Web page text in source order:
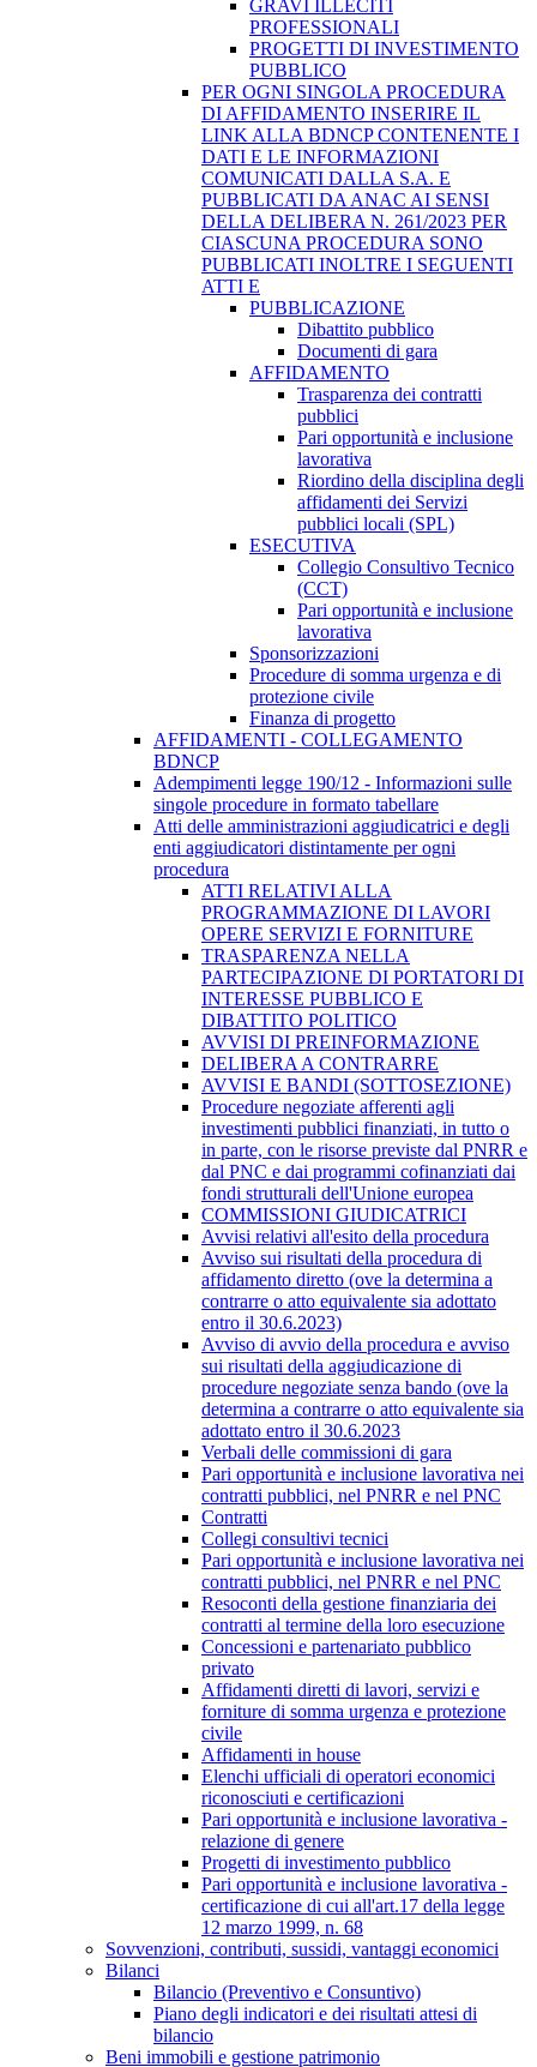
GRAVI ILLECITI
PROFESSIONALI
PROGETTI DI INVESTIMENTO
PUBBLICO
PER OGNI SINGOLA PROCEDURA
DI AFFIDAMENTO INSERIRE IL
LINK ALLA BDNCP CONTENENTE I
DATI E LE INFORMAZIONI
COMUNICATI DALLA S.A. E
PUBBLICATI DA ANAC AI SENSI
DELLA DELIBERA N. 261/2023 PER
CIASCUNA PROCEDURA SONO
PUBBLICATI INOLTRE I SEGUENTI
ATTI E
PUBBLICAZIONE
Dibattito pubblico
Documenti di gara
AFFIDAMENTO
Trasparenza dei contratti
pubblici
Pari opportunità e inclusione
lavorativa
Riordino della disciplina degli
affidamenti dei Servizi
pubblici locali (SPL)
ESECUTIVA
Collegio Consultivo Tecnico
(CCT)
Pari opportunità e inclusione
lavorativa
Sponsorizzazioni
Procedure di somma urgenza e di
protezione civile
Finanza di progetto
AFFIDAMENTI - COLLEGAMENTO
BDNCP
Adempimenti legge 190/12 - Informazioni sulle
singole procedure in formato tabellare
Atti delle amministrazioni aggiudicatrici e degli
enti aggiudicatori distintamente per ogni
procedura
ATTI RELATIVI ALLA
PROGRAMMAZIONE DI LAVORI
OPERE SERVIZI E FORNITURE
TRASPARENZA NELLA
PARTECIPAZIONE DI PORTATORI DI
INTERESSE PUBBLICO E
DIBATTITO POLITICO
AVVISI DI PREINFORMAZIONE
DELIBERA A CONTRARRE
AVVISI E BANDI (SOTTOSEZIONE)
Procedure negoziate afferenti agli
investimenti pubblici finanziati, in tutto o
in parte, con le risorse previste dal PNRR e
dal PNC e dai programmi cofinanziati dai
fondi strutturali dell'Unione europea
COMMISSIONI GIUDICATRICI
Avvisi relativi all'esito della procedura
Avviso sui risultati della procedura di
affidamento diretto (ove la determina a
contrarre o atto equivalente sia adottato
entro il 30.6.2023)
Avviso di avvio della procedura e avviso
sui risultati della aggiudicazione di
procedure negoziate senza bando (ove la
determina a contrarre o atto equivalente sia
adottato entro il 30.6.2023
Verbali delle commissioni di gara
Pari opportunità e inclusione lavorativa nei
contratti pubblici, nel PNRR e nel PNC
Contratti
Collegi consultivi tecnici
Pari opportunità e inclusione lavorativa nei
contratti pubblici, nel PNRR e nel PNC
Resoconti della gestione finanziaria dei
contratti al termine della loro esecuzione
Concessioni e partenariato pubblico
privato
Affidamenti diretti di lavori, servizi e
forniture di somma urgenza e protezione
civile
Affidamenti in house
Elenchi ufficiali di operatori economici
riconosciuti e certificazioni
Pari opportunità e inclusione lavorativa -
relazione di genere
Progetti di investimento pubblico
Pari opportunità e inclusione lavorativa -
certificazione di cui all'art.17 della legge
12 marzo 1999, n. 68
Sovvenzioni, contributi, sussidi, vantaggi economici
Bilanci
Bilancio (Preventivo e Consuntivo)
Piano degli indicatori e dei risultati attesi di
bilancio
Beni immobili e gestione patrimonio